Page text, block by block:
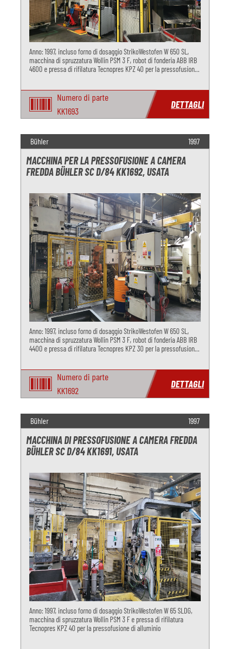
Anno: 1997, incluso forno di dosaggio StrikoWestofen W 650 SL,
macchina di spruzzatura Wollin PSM 3 F, robot di fonderia ABB IRB
4600 e pressa di rifilatura Tecnopres KPZ 40 per la pressofusione
Numero di parte
KK1693
DETTAGLI
Bühler 1997
MACCHINA PER LA PRESSOFUSIONE A CAMERA
FREDDA BÜHLER SC D/84 KK1692, USATA
Anno: 1997, incluso forno di dosaggio StrikoWestofen W 650 SL,
macchina di spruzzatura Wollin PSM 3 F, robot di fonderia ABB IRB
4400 e pressa di rifilatura Tecnopres KPZ 30 per la pressofusione
Numero di parte
KK1692
DETTAGLI
Bühler 1997
MACCHINA DI PRESSOFUSIONE A CAMERA FREDDA
BÜHLER SC D/84 KK1691, USATA
Anno: 1997, incluso forno di dosaggio StrikoWestofen W 65 SLDG,
macchina di spruzzatura Wollin PSM 3 F e pressa di rifilatura
Tecnopres KPZ 40 per la pressofusione di alluminio